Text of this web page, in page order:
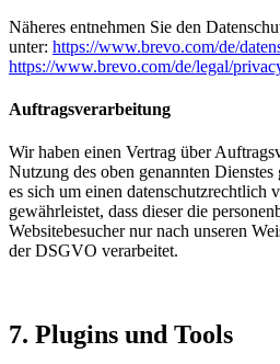
Näheres entnehmen Sie den
unter: https://www.brevo.com/de/
https://www.brevo.com/de/legal/
Auftragsverarbeitung
Wir haben einen Vertrag über
Nutzung des oben genannten
es sich um einen datenschutzrechtlich
gewährleistet, dass dieser die
Websitebesucher nur nach unseren
der DSGVO verarbeitet.
7. Plugins und Tools